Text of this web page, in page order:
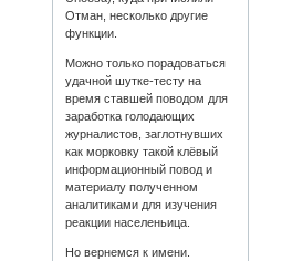
Отман, несколько другие
функции.
Можно только порадоваться
удачной шутке-тесту на
время ставшей поводом для
заработка голодающих
журналистов, заглотнувших
как морковку такой клёвый
информационный повод и
материалу полученном
аналитиками для изучения
реакции населеньица.
Но вернемся к имени.